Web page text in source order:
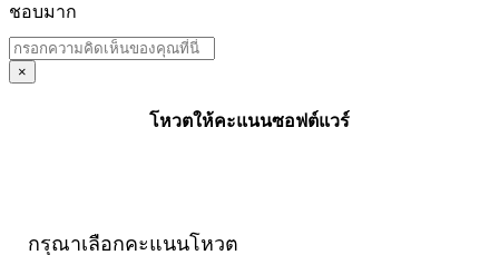
ชอบมาก
×
โหวตให้คะแนนซอฟต์แวร์
กรุณาเลือกคะแนนโหวต